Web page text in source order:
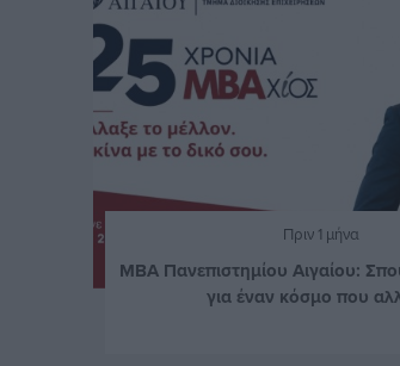
Πριν 1 μήνα
MBA Πανεπιστημίου Αιγαίου:
για έναν κόσμο που